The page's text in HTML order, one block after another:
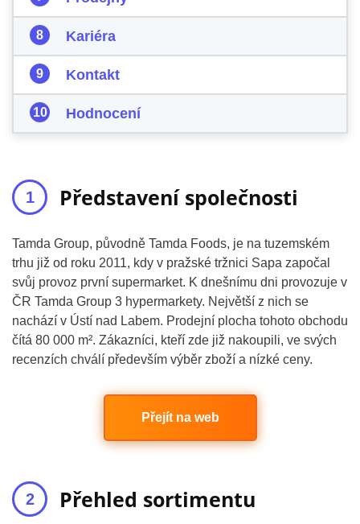
Kariéra
Kontakt
Hodnocení
Představení společnosti
Tamda Group, původně Tamda Foods, je na tuzemském
trhu již od roku 2011, kdy v pražské tržnici Sapa započal
svůj provoz první supermarket. K dnešnímu dni provozuje v
ČR Tamda Group 3 hypermarkety. Největší z nich se
nachází v Ústí nad Labem. Prodejní plocha tohoto obchodu
čítá 80 000 m². Zákazníci, kteří zde již nakoupili, ve svých
recenzích chválí především výběr zboží a nízké ceny.
Přejít na web
Přehled sortimentu